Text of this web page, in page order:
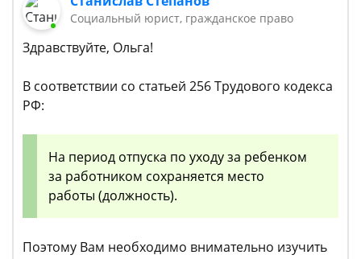
Социальный юрист, гражданское право
Здравствуйте, Ольга!
В соответствии со статьей 256 Трудового кодекса
РФ:
На период отпуска по уходу за ребенком
за работником сохраняется место
работы (должность).
Поэтому Вам необходимо внимательно изучить